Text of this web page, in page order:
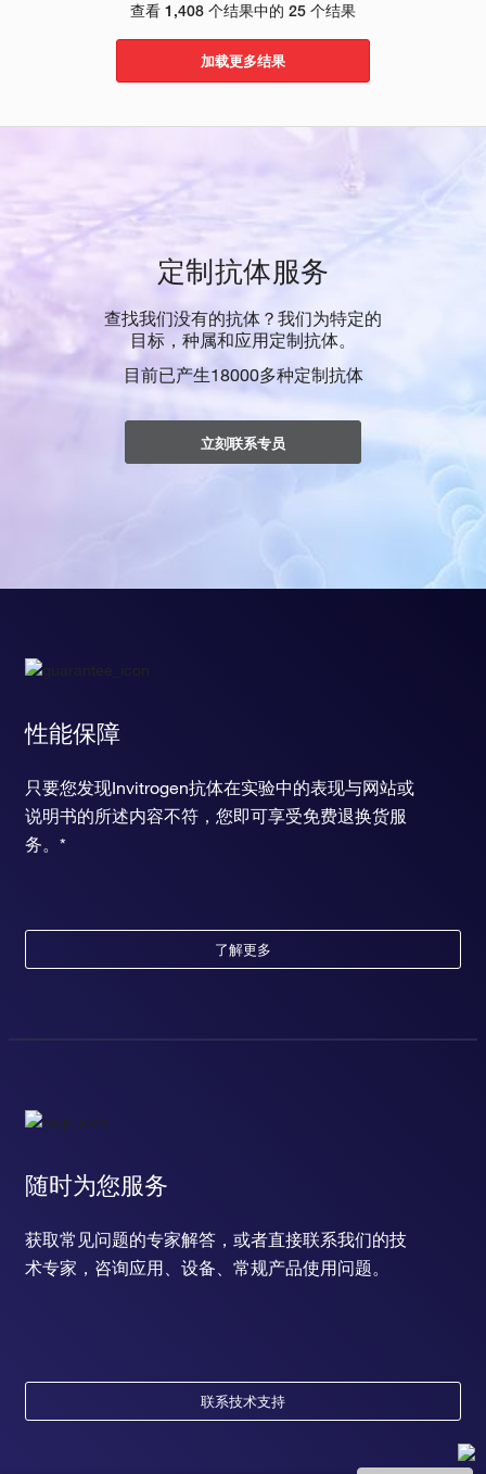
查看 1,408 个结果中的 25 个结果
加载更多结果
定制抗体服务
查找我们没有的抗体？我们为特定的
目标，种属和应用定制抗体。
目前已产生18000多种定制抗体
立刻联系专员
性能保障
只要您发现Invitrogen抗体在实验中的表现与网站或
说明书的所述内容不符，您即可享受免费退换货服
务。*
了解更多
随时为您服务
获取常见问题的专家解答，或者直接联系我们的技
术专家，咨询应用、设备、常规产品使用问题。
联系技术支持